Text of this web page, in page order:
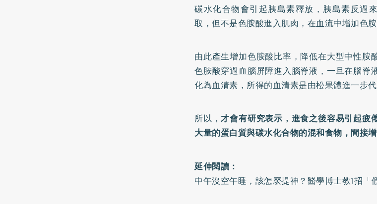
碳水化合物會引起胰島素釋放，胰島素反過
取，但不是色胺酸進入肌肉，在血流中增加色胺
由此產生增加色胺酸比率，降低在大型中性胺
色胺酸穿過血腦屏障進入腦脊液，一旦在腦脊
化為血清素，所得的血清素是由松果體進一步代
所以，才會有研究表示，進食之後容易引起疲
大量的蛋白質與碳水化合物的混和食物，間接
延伸閱讀：
中午沒空午睡，該怎麼提神？醫學博士教1招「